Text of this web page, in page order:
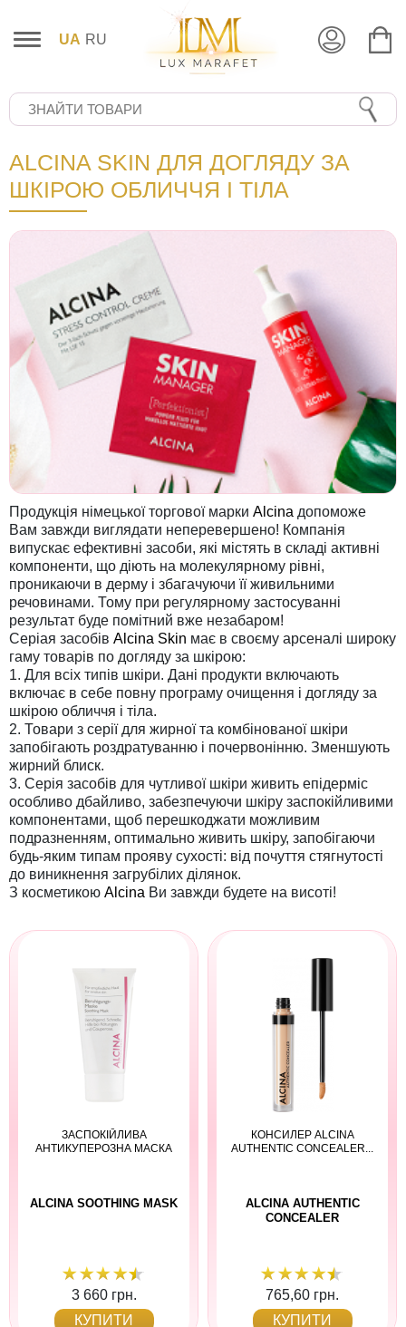
UA RU
ALCINA SKIN ДЛЯ ДОГЛЯДУ ЗА
ШКІРОЮ ОБЛИЧЧЯ І ТІЛА
Продукція німецької торгової марки Alcina допоможе
Вам завжди виглядати неперевершено! Компанія
випускає ефективні засоби, які містять в складі активні
компоненти, що діють на молекулярному рівні,
проникаючи в дерму і збагачуючи її живильними
речовинами. Тому при регулярному застосуванні
результат буде помітний вже незабаром!
Серіая засобів Alcina Skin має в своєму арсеналі широку
гаму товарів по догляду за шкірою:
1. Для всіх типів шкіри. Дані продукти включають
включає в себе повну програму очищення і догляду за
шкірою обличчя і тіла.
2. Товари з серії для жирної та комбінованої шкіри
запобігають роздратуванню і почервонінню. Зменшують
жирний блиск.
3. Серія засобів для чутливої шкіри живить епідерміс
особливо дбайливо, забезпечуючи шкіру заспокійливими
компонентами, щоб перешкоджати можливим
подразненням, оптимально живить шкіру, запобігаючи
будь-яким типам прояву сухості: від почуття стягнутості
до виникнення загрубілих ділянок.
З косметикою Alcina Ви завжди будете на висоті!
ЗАСПОКІЙЛИВА
АНТИКУПЕРОЗНА МАСКА
ALCINA SOOTHING MASK
3 660 грн.
КУПИТИ
КОНСИЛЕР ALCINA
AUTHENTIC CONCEALER...
ALCINA AUTHENTIC
CONCEALER
765,60 грн.
КУПИТИ